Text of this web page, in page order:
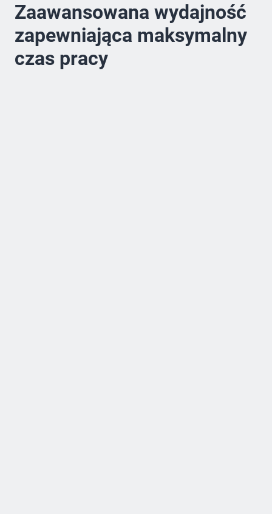
Zaawansowana wydajność
zapewniająca maksymalny
czas pracy